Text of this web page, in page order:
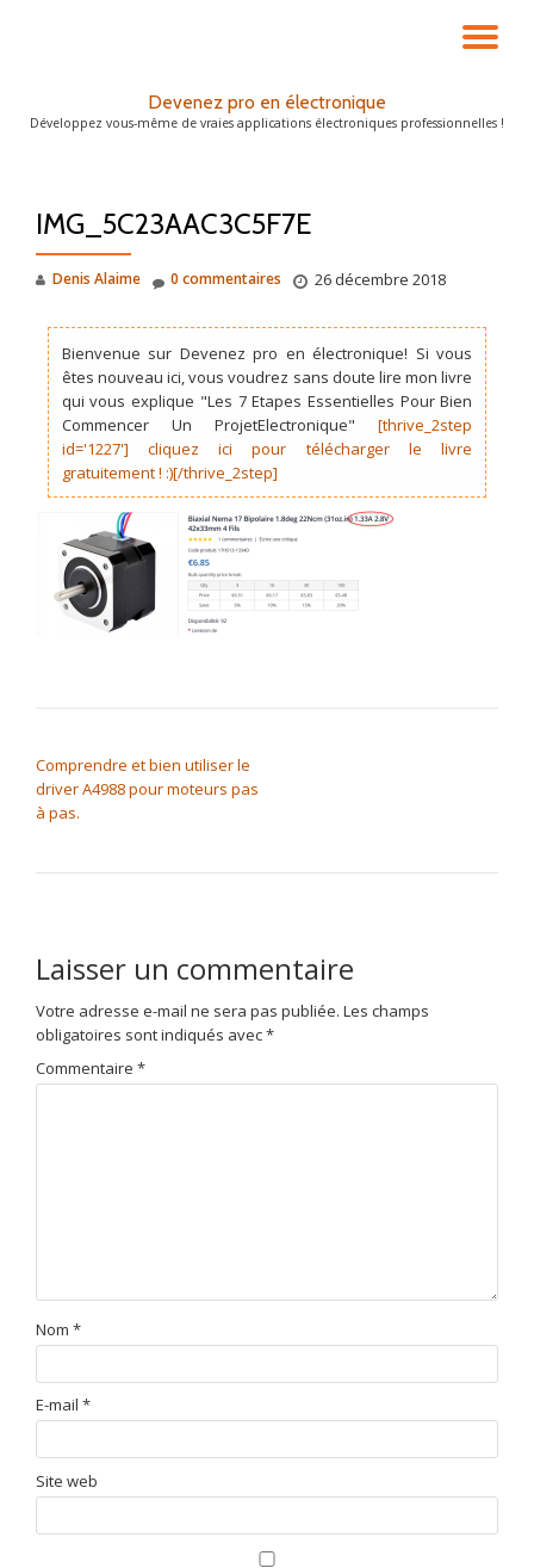
LA
Devenez pro en électronique
Développez vous-même de vraies applications électroniques professionnelles !
IMG_5C23AAC3C5F7E
Denis Alaime 26 décembre 2018
0 commentaires
Bienvenue sur Devenez pro en électronique! Si vous
êtes nouveau ici, vous voudrez sans doute lire mon livre
qui vous explique "Les 7 Etapes Essentielles Pour Bien
Commencer Un ProjetElectronique"[thrive_2step
id='1227'] cliquez ici pour télécharger le livre
gratuitement ! :)[/thrive_2step]
Comprendre et bien utiliser le
driver A4988 pour moteurs pas
à pas.
Laisser un commentaire
Votre adresse e-mail ne sera pas publiée. Les champs
obligatoires sont indiqués avec*
Commentaire *
Nom *
E-mail *
Site web